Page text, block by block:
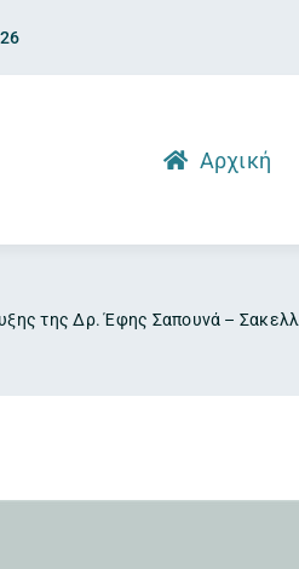
Αρχική
της Δρ. Έφης Σαπουνά –